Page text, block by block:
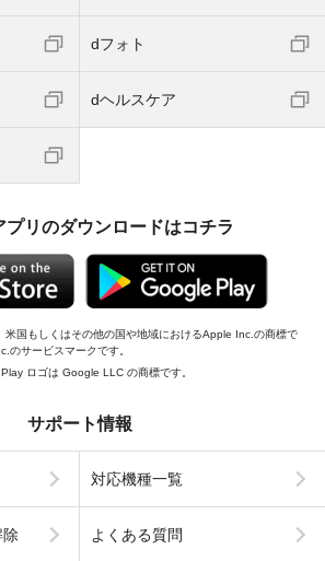
dフォト
dヘルスケア
プリのダウンロードはコチラ
国もしくはその他の国や地域におけるApple Inc.の商標で
サービスマークです。
ロゴは Google LLC の商標です。
サポート情報
対応機種一覧
よくある質問